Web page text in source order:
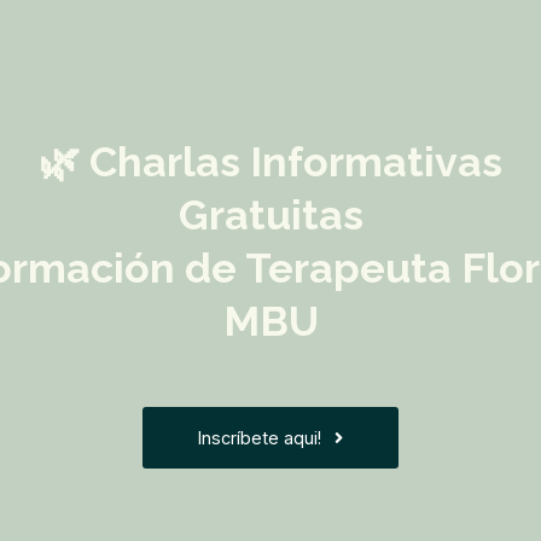
🌿 Charlas Informativas
Gratuitas
de Terapeuta
MBU
Inscríbete aqui!